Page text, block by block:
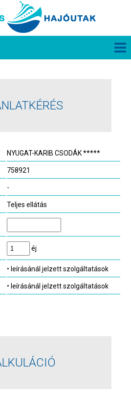
NYUGAT-KARIB CSODÁK *****
758921
-
Teljes ellátás
éj
• leírásánál jelzett szolgáltatások
• leírásánál jelzett szolgáltatások